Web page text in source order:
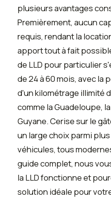
plusieurs avantages
Premièrement, aucun
requis, rendant la
apport tout à fait
de LLD pour particulier
de 24 à 60 mois, avec
d'un kilométrage illimité
comme la Guadeloupe,
Guyane. Cerise sur le
un large choix parmi
véhicules, tous
guide complet, nous
la LLD fonctionne et
solution idéale pour